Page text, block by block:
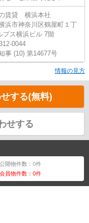
賃貸 横浜本社
浜市神奈川区鶴屋町１丁
プス横浜ビル 7階
0044
事 (10) 第14677号
情報の見方
する(無料)
せする
公開物件数：0件
会員物件数：0件